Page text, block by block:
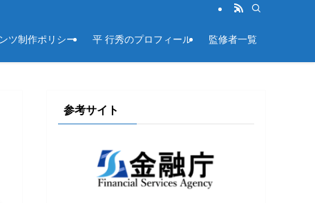
ツ制作ポリシー 平 行秀のプロフィール 監修者一覧
参考サイト